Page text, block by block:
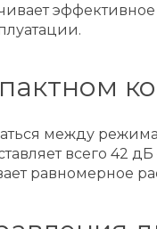
между
всего 42
равномерное